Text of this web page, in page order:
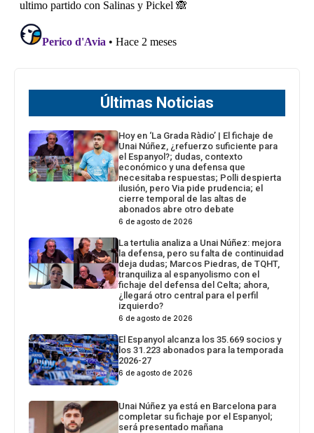
Últimas Noticias
Hoy en ‘La Grada Ràdio’ | El fichaje de
Unai Núñez, ¿refuerzo suficiente para
el Espanyol?; dudas, contexto
económico y una defensa que
necesitaba respuestas; Polli despierta
ilusión, pero Via pide prudencia; el
cierre temporal de las altas de
abonados abre otro debate
6 de agosto de 2026
La tertulia analiza a Unai Núñez: mejora
la defensa, pero su falta de continuidad
deja dudas; Marcos Piedras, de TQHT,
tranquiliza al espanyolismo con el
fichaje del defensa del Celta; ahora,
¿llegará otro central para el perfil
izquierdo?
6 de agosto de 2026
El Espanyol alcanza los 35.669 socios y
los 31.223 abonados para la temporada
2026-27
6 de agosto de 2026
Unai Núñez ya está en Barcelona para
completar su fichaje por el Espanyol;
será presentado mañana